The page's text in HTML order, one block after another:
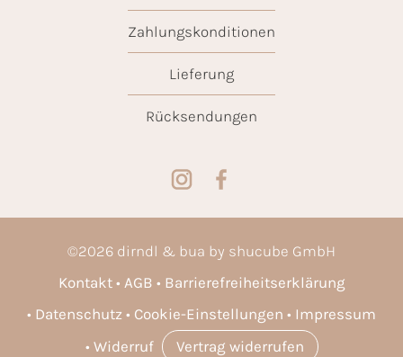
Zahlungskonditionen
Lieferung
Rücksendungen
©2026 dirndl & bua by shucube GmbH
Kontakt
AGB
Barrierefreiheitserklärung
Datenschutz
Cookie-Einstellungen
Impressum
Widerruf
Vertrag widerrufen